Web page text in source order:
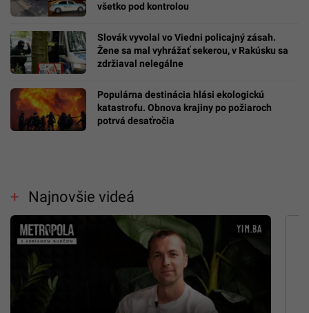
všetko pod kontrolou
Slovák vyvolal vo Viedni policajný zásah.
Žene sa mal vyhrážať sekerou, v Rakúsku sa
zdržiaval nelegálne
Populárna destinácia hlási ekologickú
katastrofu. Obnova krajiny po požiaroch
potrvá desaťročia
Najnovšie videá